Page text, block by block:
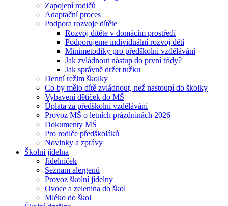
Zapojení rodičů
Adaptační proces
Podpora rozvoje dítěte
Rozvoj dítěte v domácím prostředí
Podporujeme individuální rozvoj dětí
Minimetodiky pro předškolní vzdělávání
Jak zvládnout nástup do první třídy?
Jak správně držet tužku
Denní režim školky
Co by mělo dítě zvládnout, než nastoupí do školky
Vybavení dětiček do MŠ
Úplata za předškolní vzdělávání
Provoz MŠ o letních prázdninách 2026
Dokumenty MŠ
Pro rodiče předškoláků
Novinky a zprávy
Školní jídelna
Jídelníček
Seznam alergenů
Provoz školní jídelny
Ovoce a zelenina do škol
Mléko do škol